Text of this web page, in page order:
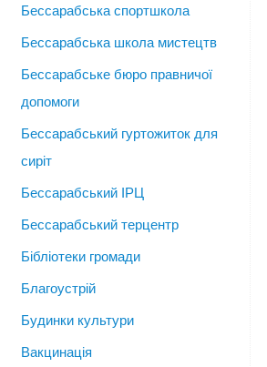
Бессарабська спортшкола
Бессарабська школа мистецтв
Бессарабське бюро правничої
допомоги
Бессарабський гуртожиток для
сиріт
Бессарабський ІРЦ
Бессарабський терцентр
Бібліотеки громади
Благоустрій
Будинки культури
Вакцинація